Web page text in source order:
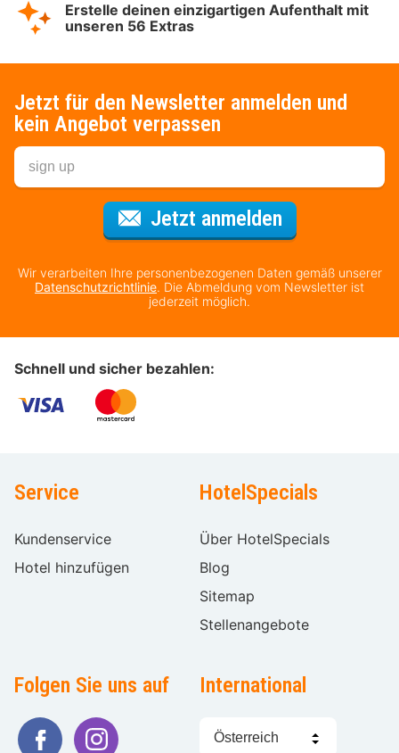
Erstelle deinen einzigartigen Aufenthalt mit
unseren 56 Extras
Jetzt für den Newsletter anmelden und
kein Angebot verpassen
Jetzt anmeldenFür den
Wir verarbeiten Ihre personenbezogenen Daten gemäß unserer
Datenschutzrichtlinie. Die Abmeldung vom Newsletter ist
jederzeit möglich.
Schnell und sicher bezahlen:
Service
Kundenservice
Hotel hinzufügen
HotelSpecials
Über HotelSpecials
Blog
Sitemap
Stellenangebote
Folgen Sie uns auf International
Sprache
wählen